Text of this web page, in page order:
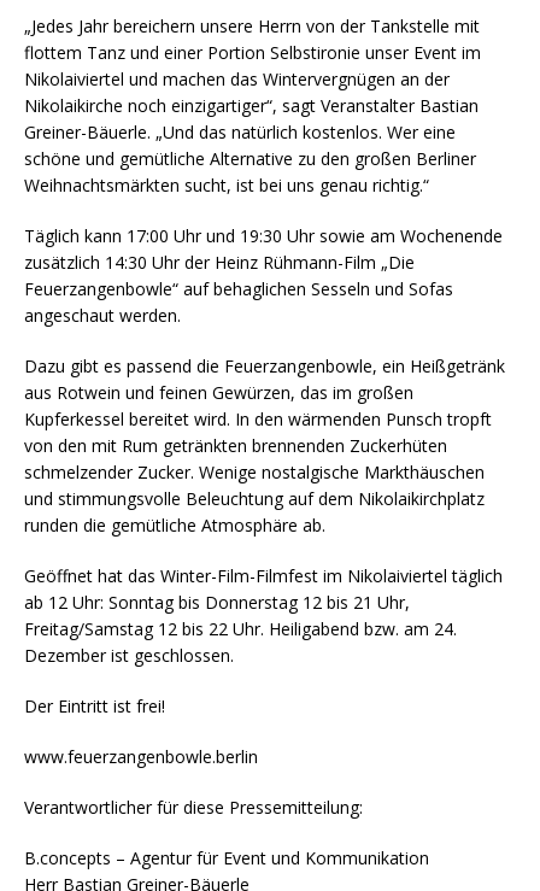
„Jedes Jahr bereichern unsere Herrn von der Tankstelle mit
flottem Tanz und einer Portion Selbstironie unser Event im
Nikolaiviertel und machen das Wintervergnügen an der
Nikolaikirche noch einzigartiger“, sagt Veranstalter Bastian
Greiner-Bäuerle. „Und das natürlich kostenlos. Wer eine
schöne und gemütliche Alternative zu den großen Berliner
Weihnachtsmärkten sucht, ist bei uns genau richtig.“
Täglich kann 17:00 Uhr und 19:30 Uhr sowie am Wochenende
zusätzlich 14:30 Uhr der Heinz Rühmann-Film „Die
Feuerzangenbowle“ auf behaglichen Sesseln und Sofas
angeschaut werden.
Dazu gibt es passend die Feuerzangenbowle, ein Heißgetränk
aus Rotwein und feinen Gewürzen, das im großen
Kupferkessel bereitet wird. In den wärmenden Punsch tropft
von den mit Rum getränkten brennenden Zuckerhüten
schmelzender Zucker. Wenige nostalgische Markthäuschen
und stimmungsvolle Beleuchtung auf dem Nikolaikirchplatz
runden die gemütliche Atmosphäre ab.
Geöffnet hat das Winter-Film-Filmfest im Nikolaiviertel täglich
ab 12 Uhr: Sonntag bis Donnerstag 12 bis 21 Uhr,
Freitag/Samstag 12 bis 22 Uhr. Heiligabend bzw. am 24.
Dezember ist geschlossen.
Der Eintritt ist frei!
www.feuerzangenbowle.berlin
Verantwortlicher für diese Pressemitteilung:
B.concepts – Agentur für Event und Kommunikation
Herr Bastian Greiner-Bäuerle